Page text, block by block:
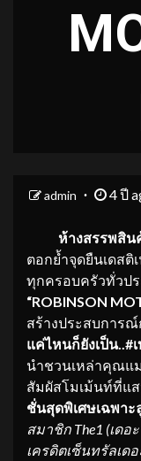
admin 4 ปี
ห้างสรรพสินค้า
ตอกย้ำจุดยืนเดส
ทุกครอบครัวทั่วป
“ROBINSON
สร้างประสบการ
แค่ไหนก็ยังเป็น..#
นำชวนเหล่าคุณแ
สัมผัสโมเม้นท์ที่แ
ชั่นสุดพิเศษเฉพา
สมาชิก The1 (เดอ
เครดิตเซ็นทรัลเด